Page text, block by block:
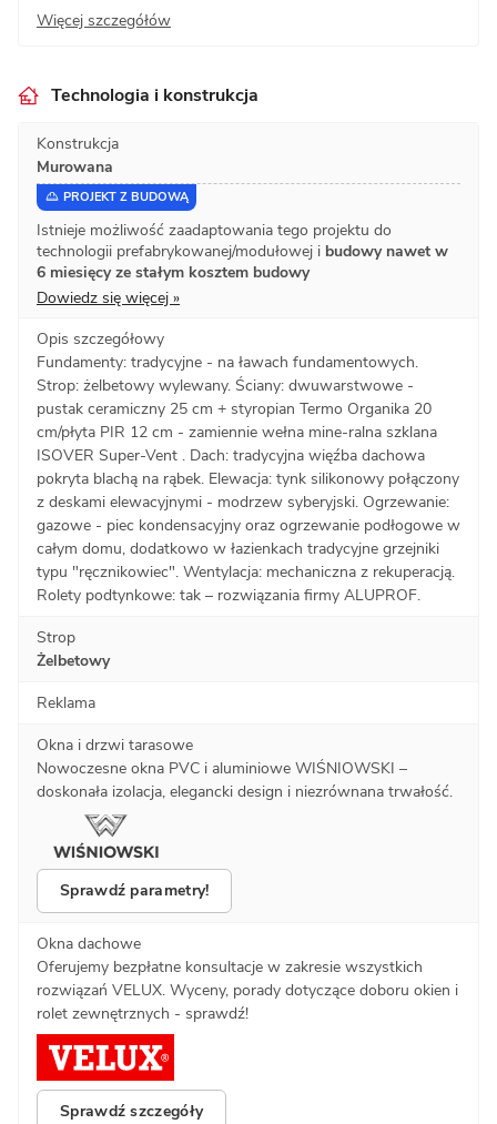
Więcej szczegółów
Technologia i konstrukcja
Konstrukcja
Murowana
PROJEKT Z BUDOWĄ
Istnieje możliwość zaadaptowania tego projektu do
technologii prefabrykowanej/modułowej i budowy nawet w
6 miesięcy ze stałym kosztem budowy
Dowiedz się więcej »
Opis szczegółowy
Fundamenty: tradycyjne - na ławach fundamentowych.
Strop: żelbetowy wylewany. Ściany: dwuwarstwowe -
pustak ceramiczny 25 cm + styropian Termo Organika 20
cm/płyta PIR 12 cm - zamiennie wełna mine-ralna szklana
ISOVER Super-Vent . Dach: tradycyjna więźba dachowa
pokryta blachą na rąbek. Elewacja: tynk silikonowy połączony
z deskami elewacyjnymi - modrzew syberyjski. Ogrzewanie:
gazowe - piec kondensacyjny oraz ogrzewanie podłogowe w
całym domu, dodatkowo w łazienkach tradycyjne grzejniki
typu "ręcznikowiec". Wentylacja: mechaniczna z rekuperacją.
Rolety podtynkowe: tak – rozwiązania firmy ALUPROF.
Strop
Żelbetowy
Reklama
Okna i drzwi tarasowe
Nowoczesne okna PVC i aluminiowe WIŚNIOWSKI –
doskonała izolacja, elegancki design i niezrównana trwałość.
Sprawdź parametry!
Okna dachowe
Oferujemy bezpłatne konsultacje w zakresie wszystkich
rozwiązań VELUX. Wyceny, porady dotyczące doboru okien i
rolet zewnętrznych - sprawdź!
Sprawdź szczegóły